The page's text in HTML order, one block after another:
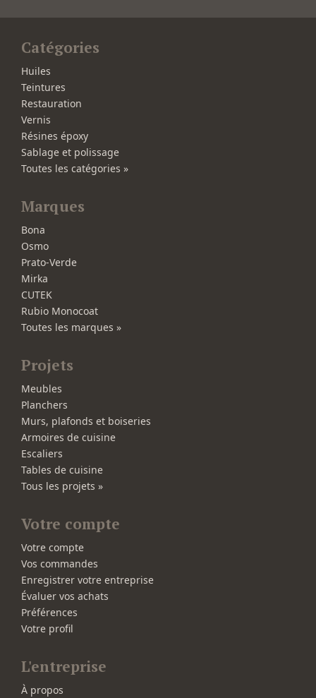
Catégories
Huiles
Teintures
Restauration
Vernis
Résines époxy
Sablage et polissage
Toutes les catégories »
Marques
Bona
Osmo
Prato-Verde
Mirka
CUTEK
Rubio Monocoat
Toutes les marques »
Projets
Meubles
Planchers
Murs, plafonds et boiseries
Armoires de cuisine
Escaliers
Tables de cuisine
Tous les projets »
Votre compte
Votre compte
Vos commandes
Enregistrer votre entreprise
Évaluer vos achats
Préférences
Votre profil
L'entreprise
À propos